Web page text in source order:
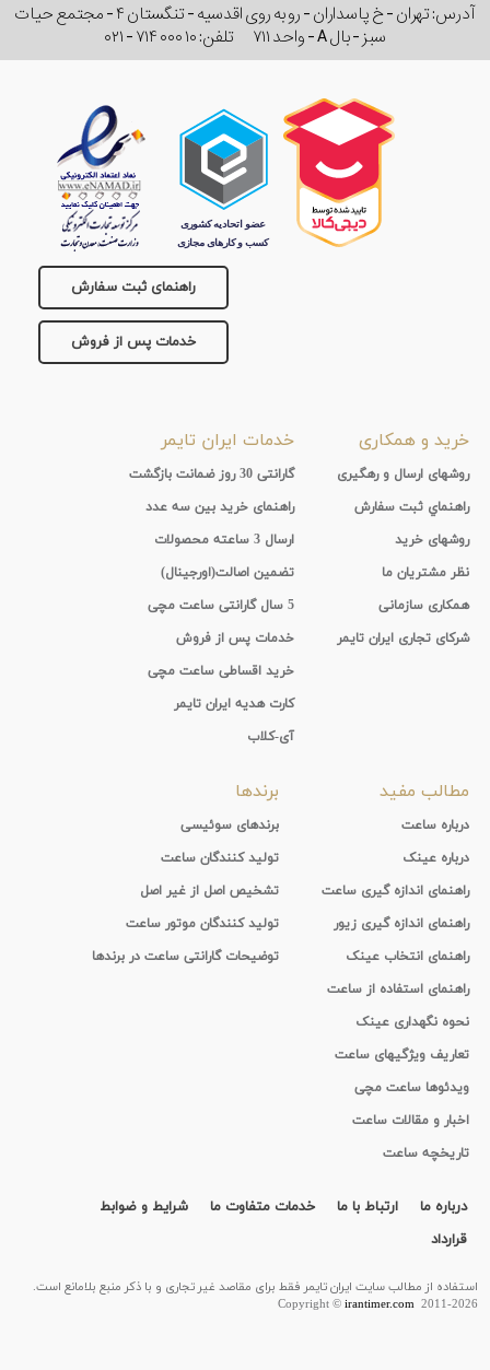
آدرس: تهران - خ پاسداران - رو به روی اقدسیه - تنگستان ۴ - مجتمع حیات
سبز - بال A - واحد ۷۱۱
تلفن:۰۲۱ - ۷۱۴ ۰۰۰ ۱۰
راهنمای ثبت سفارش
خدمات پس از فروش
خرید و همکاری
روشهای ارسال و رهگیری
راهنماي ثبت سفارش
روشهای خرید
نظر مشتریان ما
همکاری سازمانی
شرکای تجاری ایران تایمر
خدمات ایران تایمر
گارانتی 30 روز ضمانت بازگشت
راهنمای خرید بین سه عدد
ارسال 3 ساعته محصولات
تضمین اصالت(اورجینال)
5 سال گارانتی ساعت مچی
خدمات پس از فروش
خرید اقساطی ساعت مچی
کارت هدیه ایران تایمر
آی-کلاب
مطالب مفید
درباره ساعت
درباره عینک
راهنمای اندازه گیری ساعت
راهنمای اندازه گیری زیور
راهنمای انتخاب عینک
راهنمای استفاده از ساعت
نحوه نگهداری عینک
تعاریف ویژگیهای ساعت
ویدئوها ساعت مچی
اخبار و مقالات ساعت
تاریخچه ساعت
برندها
برندهای سوئیسی
تولید کنندگان ساعت
تشخیص اصل از غیر اصل
تولید کنندگان موتور ساعت
توضیحات گارانتی ساعت در برندها
درباره ما ارتباط با ما خدمات متفاوت ما
شرایط و ضوابط
قرارداد
استفاده از مطالب سايت ایران تایمر فقط برای مقاصد غیر تجاری و با ذکر منبع بلامانع است.
Copyright ©irantimer.com2011-2026